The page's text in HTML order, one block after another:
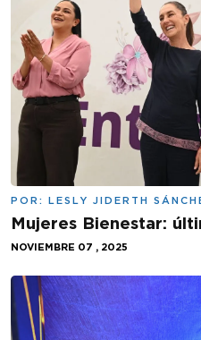
POR: LESLY JIDERTH
Mujeres Bienestar:
NOVIEMBRE 07 , 2025